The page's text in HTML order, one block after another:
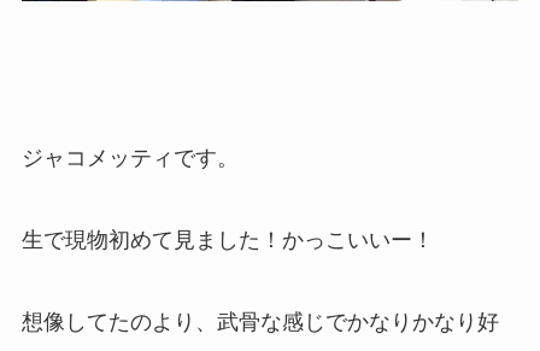
ジャコメッティです。
生で現物初めて見ました！かっこいいー！
想像してたのより、武骨な感じでかなりかなり好